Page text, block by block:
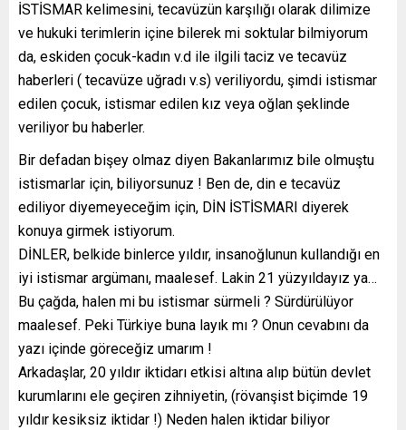
İSTİSMAR kelimesini, tecavüzün karşılığı olarak dilimize
ve hukuki terimlerin içine bilerek mi soktular bilmiyorum
da, eskiden çocuk-kadın v.d ile ilgili taciz ve tecavüz
haberleri ( tecavüze uğradı v.s) veriliyordu, şimdi istismar
edilen çocuk, istismar edilen kız veya oğlan şeklinde
veriliyor bu haberler.
Bir defadan bişey olmaz diyen Bakanlarımız bile olmuştu
istismarlar için, biliyorsunuz ! Ben de, din e tecavüz
ediliyor diyemeyeceğim için, DİN İSTİSMARI diyerek
konuya girmek istiyorum.
DİNLER, belkide binlerce yıldır, insanoğlunun kullandığı en
iyi istismar argümanı, maalesef. Lakin 21 yüzyıldayız ya…
Bu çağda, halen mi bu istismar sürmeli ? Sürdürülüyor
maalesef. Peki Türkiye buna layık mı ? Onun cevabını da
yazı içinde göreceğiz umarım !
Arkadaşlar, 20 yıldır iktidarı etkisi altına alıp bütün devlet
kurumlarını ele geçiren zihniyetin, (rövanşist biçimde 19
yıldır kesiksiz iktidar !) Neden halen iktidar biliyor